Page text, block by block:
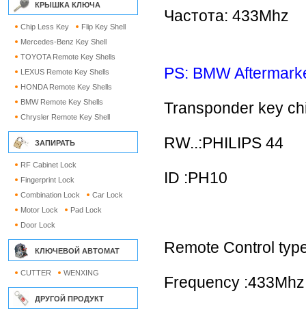
КРЫШКА КЛЮЧА
Chip Less Key
Flip Key Shell
Mercedes-Benz Key Shell
TOYOTA Remote Key Shells
LEXUS Remote Key Shells
HONDA Remote Key Shells
BMW Remote Key Shells
Chrysler Remote Key Shell
ЗАПИРАТЬ
RF Cabinet Lock
Fingerprint Lock
Combination Lock
Car Lock
Motor Lock
Pad Lock
Door Lock
КЛЮЧЕВОЙ АВТОМАТ
CUTTER WENXING
ДРУГОЙ ПРОДУКТ
Частота: 433Mhz
PS: BMW
Transponder key
RW..:PHILIPS 44
ID :PH10
Remote Control
Frequency :433Mhz